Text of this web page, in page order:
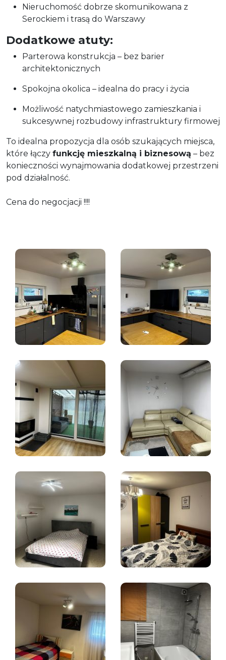
Nieruchomość dobrze skomunikowana z
Serockiem i trasą do Warszawy
Dodatkowe atuty:
Parterowa konstrukcja – bez barier
architektonicznych
Spokojna okolica – idealna do pracy i życia
Możliwość natychmiastowego zamieszkania i
sukcesywnej rozbudowy infrastruktury firmowej
To idealna propozycja dla osób szukających miejsca,
które łączy funkcję mieszkalną i biznesową – bez
konieczności wynajmowania dodatkowej przestrzeni
pod działalność.
Cena do negocjacji !!!!